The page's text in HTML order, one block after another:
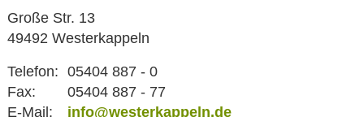
Große Str. 13
49492 Westerkappeln
Telefon: 05404 887 - 0
Fax:
05404 887 - 77
E-Mail:
info@westerkappeln.de